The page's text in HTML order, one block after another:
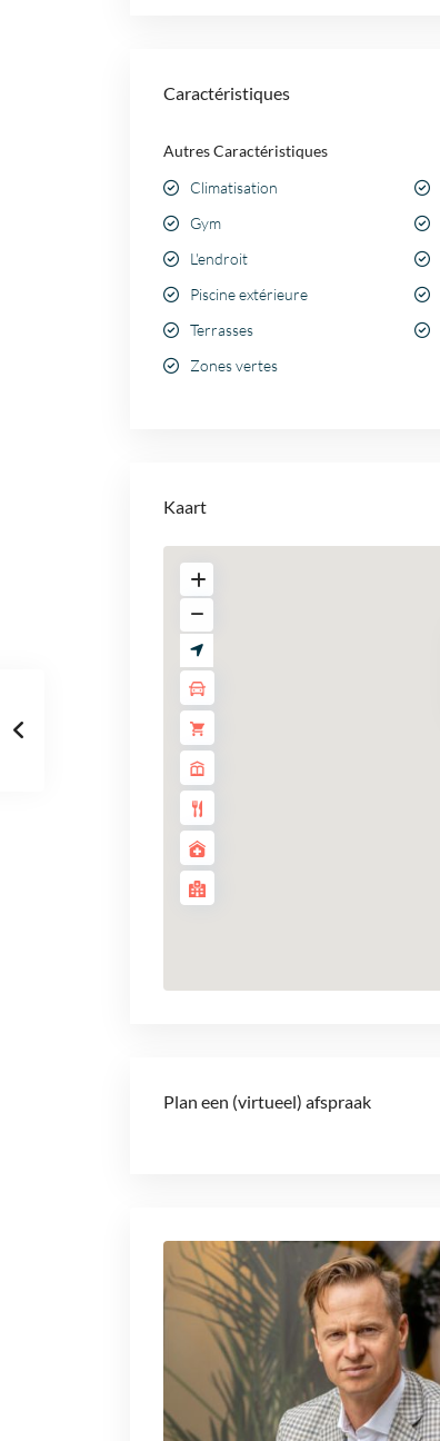
Caractéristiques
Autres Caractéristiques
Climatisation
Gym
L'endroit
Piscine extérieure
Terrasses
Zones vertes
Kaart
Plan een (virtueel) afspraak